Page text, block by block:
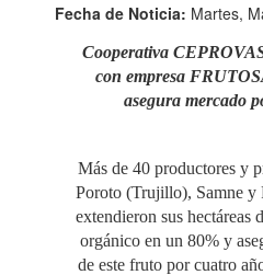
Fecha de Noticia: Martes,
Cooperativa
con empresa
asegura mercado
Más de 40 productores y
Poroto (Trujillo), Samne y
extendieron sus hectáreas
orgánico en un 80% y
de este fruto por cuatro